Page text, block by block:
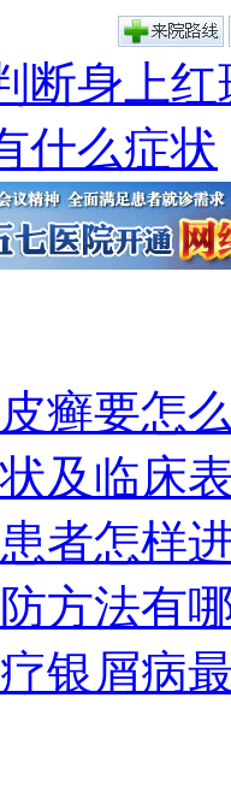
断身上
什么症状
癣要怎
及临床
者怎样
方法有
银屑病